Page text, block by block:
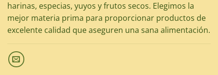
harinas, especias, yuyos y frutos secos. Elegimos la
mejor materia prima para proporcionar productos de
excelente calidad que aseguren una sana alimentación.